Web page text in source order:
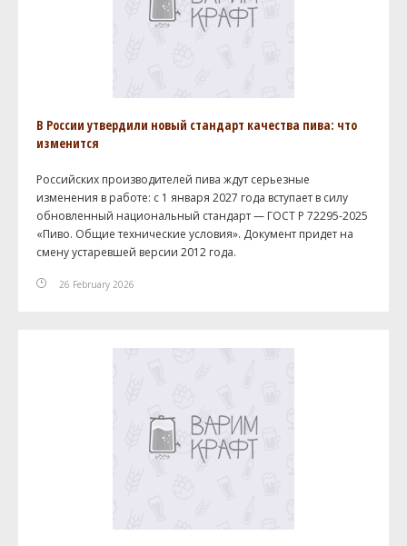
В России утвердили новый стандарт качества пива: что
изменится
Российских производителей пива ждут серьезные
изменения в работе: с 1 января 2027 года вступает в силу
обновленный национальный стандарт — ГОСТ Р 72295-2025
«Пиво. Общие технические условия». Документ придет на
смену устаревшей версии 2012 года.
26 February 2026